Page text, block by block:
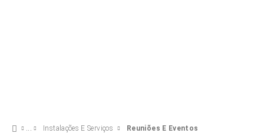
Instalações E Serviços Reuniões E Eventos